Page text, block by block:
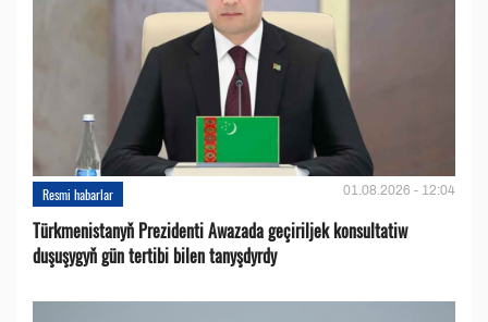
Resmi habarlar 01.08.2026 - 12:04
Türkmenistanyň Prezidenti Awazada geçiriljek konsultatiw
duşuşygyň gün tertibi bilen tanyşdyrdy